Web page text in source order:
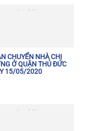
CHUYỂN NHÀ CHỊ
Ở QUẬN THỦ ĐỨC
15/05/2020